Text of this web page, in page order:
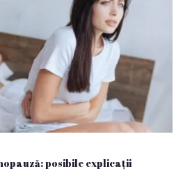
posibile explicații